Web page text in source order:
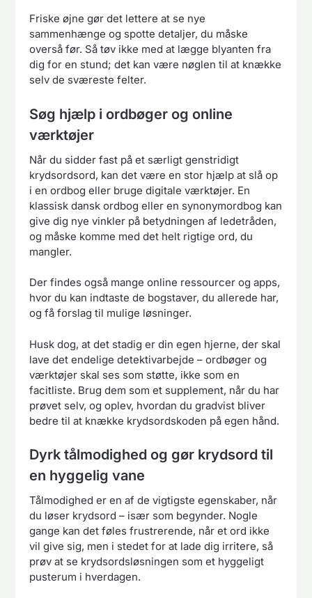
Friske øjne gør det lettere at se nye
sammenhænge og spotte detaljer, du måske
overså før. Så tøv ikke med at lægge blyanten fra
dig for en stund; det kan være nøglen til at knække
selv de sværeste felter.
Søg hjælp i ordbøger og online
værktøjer
Når du sidder fast på et særligt genstridigt
krydsordsord, kan det være en stor hjælp at slå op
i en ordbog eller bruge digitale værktøjer. En
klassisk dansk ordbog eller en synonymordbog kan
give dig nye vinkler på betydningen af ledetråden,
og måske komme med det helt rigtige ord, du
mangler.
Der findes også mange online ressourcer og apps,
hvor du kan indtaste de bogstaver, du allerede har,
og få forslag til mulige løsninger.
Husk dog, at det stadig er din egen hjerne, der skal
lave det endelige detektivarbejde – ordbøger og
værktøjer skal ses som støtte, ikke som en
facitliste. Brug dem som et supplement, når du har
prøvet selv, og oplev, hvordan du gradvist bliver
bedre til at knække krydsordskoden på egen hånd.
Dyrk tålmodighed og gør krydsord til
en hyggelig vane
Tålmodighed er en af de vigtigste egenskaber, når
du løser krydsord – især som begynder. Nogle
gange kan det føles frustrerende, når et ord ikke
vil give sig, men i stedet for at lade dig irritere, så
prøv at se krydsordsløsningen som et hyggeligt
pusterum i hverdagen.